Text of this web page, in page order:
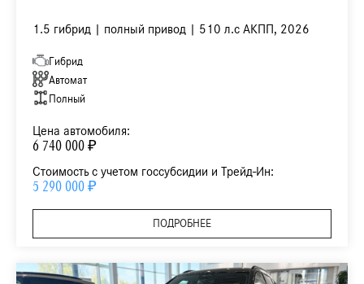
1.5 гибрид | полный привод | 510 л.с АКПП, 2026
Гибрид
Автомат
Полный
Цена автомобиля:
6 740 000 ₽
Стоимость с учетом госсубсидии и Трейд-Ин:
5 290 000 ₽
ПОДРОБНЕЕ